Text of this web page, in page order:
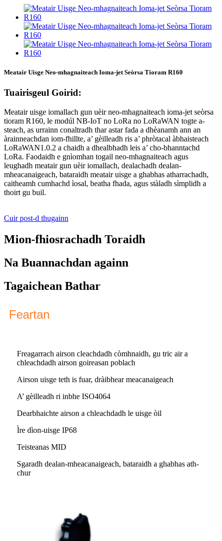
Meatair Uisge Neo-mhagnaiteach Ioma-jet Seòrsa Tioram R160
Tuairisgeul Goirid:
Meatair uisge iomallach gun uèir neo-mhagnaiteach ioma-jet seòrsa
tioram R160, le modúl NB-IoT no LoRa no LoRaWAN togte a-
steach, as urrainn conaltradh thar astar fada a dhèanamh ann an
àrainneachdan iom-fhillte, a’ gèilleadh ris a’ phròtacal àbhaisteach
LoRaWAN1.0.2 a chaidh a dhealbhadh leis a’ cho-bhanntachd
LoRa. Faodaidh e gnìomhan togail neo-mhagnaiteach agus
leughadh meatair gun uèir iomallach, dealachadh dealan-
mheacanaigeach, bataraidh meatair uisge a ghabhas atharrachadh,
caitheamh cumhachd ìosal, beatha fhada, agus stàladh sìmplidh a
thoirt gu buil.
Cuir post-d thugainn
Mion-fhiosrachadh Toraidh
Na Buannachdan againn
Tagaichean Bathar
Feartan
Freagarrach airson cleachdadh còmhnaidh, gu tric air a
chleachdadh airson goireasan poblach
Airson uisge teth is fuar, dràibhear meacanaigeach
A’ gèilleadh ri inbhe ISO4064
Dearbhaichte airson a chleachdadh le uisge òil
Ìre dìon-uisge IP68
Teisteanas MID
Sgaradh dealan-mheacanaigeach, bataraidh a ghabhas ath-
chur